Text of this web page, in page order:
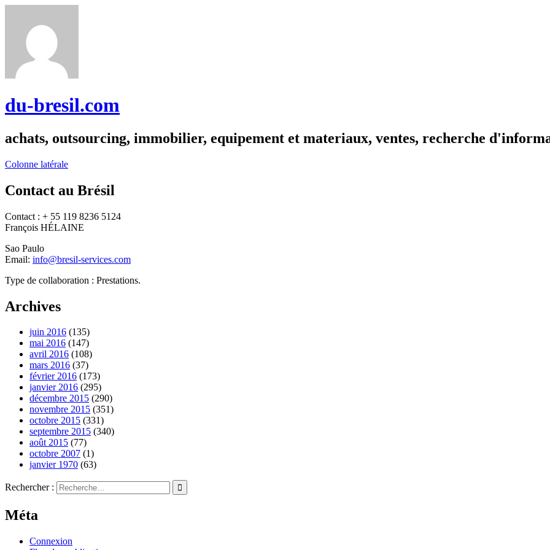
du-bresil.com
achats, outsourcing, immobilier, equipement et materiaux, ventes, recherche
Colonne latérale
Contact au Brésil
Contact : + 55 119 8236 5124
François HÉLAINE
Sao Paulo
Email: info@bresil-services.com
Type de collaboration : Prestations.
Archives
juin 2016 (135)
mai 2016 (147)
avril 2016 (108)
mars 2016 (37)
février 2016 (173)
janvier 2016 (295)
décembre 2015 (290)
novembre 2015 (351)
octobre 2015 (331)
septembre 2015 (340)
août 2015 (77)
octobre 2007 (1)
janvier 1970 (63)
Rechercher :
Méta
Connexion